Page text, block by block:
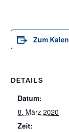
Zum
DETAILS
Datum:
8. März 2020
Zeit: